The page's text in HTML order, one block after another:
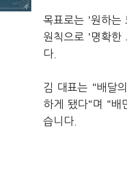
목표로는 '원하는
원칙으로 '명확
다.
김 대표는 "배달
하게 됐다"며 "배
습니다.